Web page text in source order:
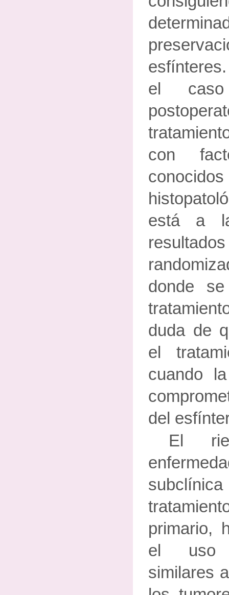
el
con
está a
donde
duda de
el
cuando
del
El
primario,
el uso
similares